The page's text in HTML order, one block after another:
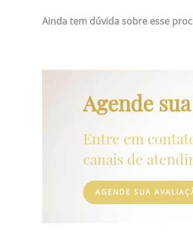
Ainda tem dúvida sobre esse
Agende
Entre em
canais de
AGENDE SUA